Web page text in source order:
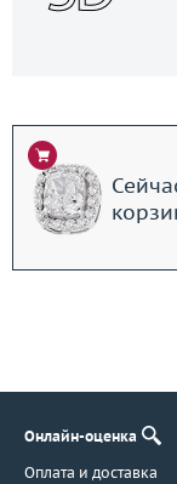
Онлайн-оценка
Оплата и доставка